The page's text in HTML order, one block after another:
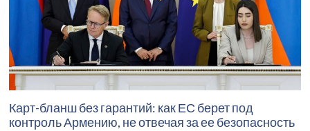
Карт-бланш без гарантий: как ЕС берет под
контроль Армению, не отвечая за ее безопасность